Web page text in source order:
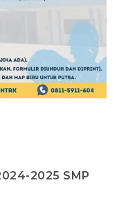
2025 SMP